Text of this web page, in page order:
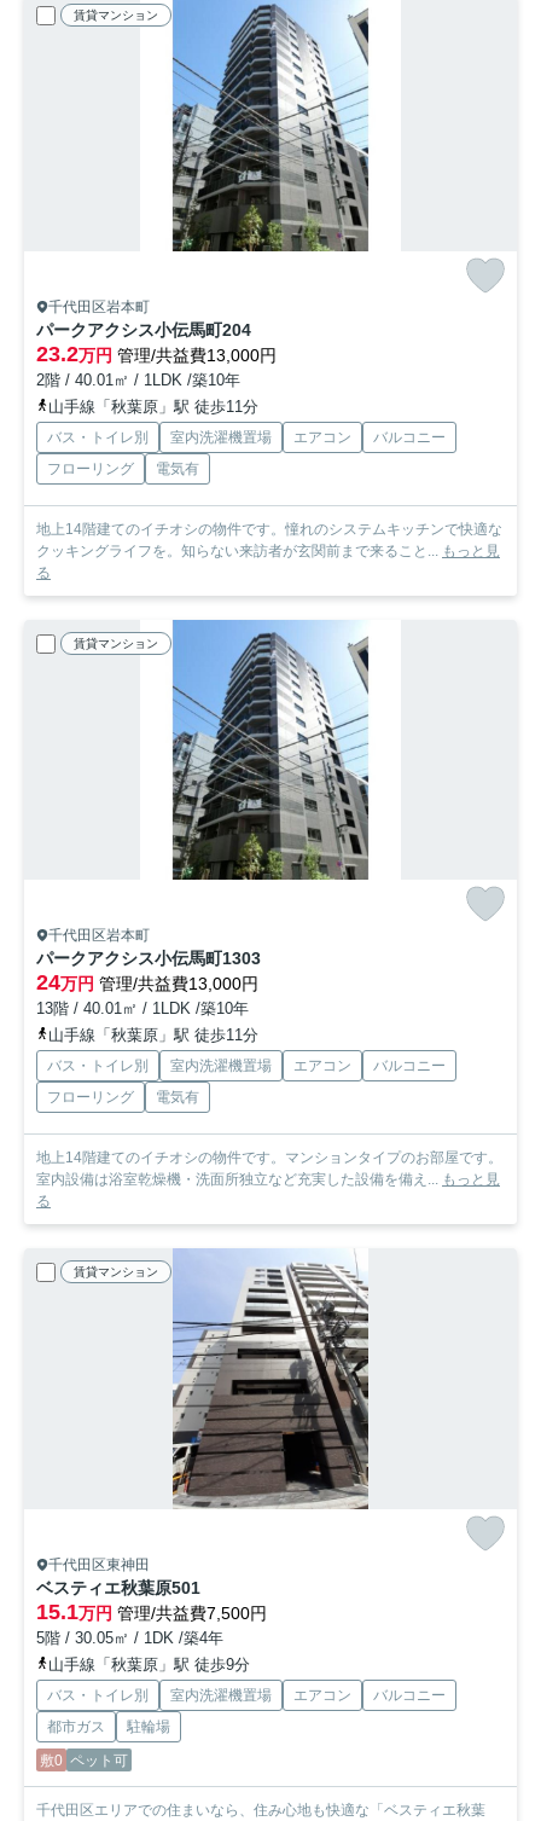
賃貸マンション
千代田区岩本町
パークアクシス小伝馬町204
23.2万円 管理/共益費13,000円
2階 / 40.01㎡ / 1LDK /築10年
山手線「秋葉原」駅 徒歩11分
バス・トイレ別 室内洗濯機置場 エアコン
バルコニー
フローリング
電気有
地上14階建てのイチオシの物件です。憧れのシステムキッチンで快適な
クッキングライフを。知らない来訪者が玄関前まで来ること... もっと見
る
賃貸マンション
千代田区岩本町
パークアクシス小伝馬町1303
24万円 管理/共益費13,000円
13階 / 40.01㎡ / 1LDK /築10年
山手線「秋葉原」駅 徒歩11分
バス・トイレ別 室内洗濯機置場 エアコン
バルコニー
フローリング
電気有
地上14階建てのイチオシの物件です。マンションタイプのお部屋です。
室内設備は浴室乾燥機・洗面所独立など充実した設備を備え... もっと見
る
賃貸マンション
千代田区東神田
ベスティエ秋葉原501
15.1万円 管理/共益費7,500円
5階 / 30.05㎡ / 1DK /築4年
山手線「秋葉原」駅 徒歩9分
バス・トイレ別 室内洗濯機置場 エアコン
バルコニー
都市ガス
駐輪場
敷0 ペット可
千代田区エリアでの住まいなら、住み心地も快適な「ベスティエ秋葉